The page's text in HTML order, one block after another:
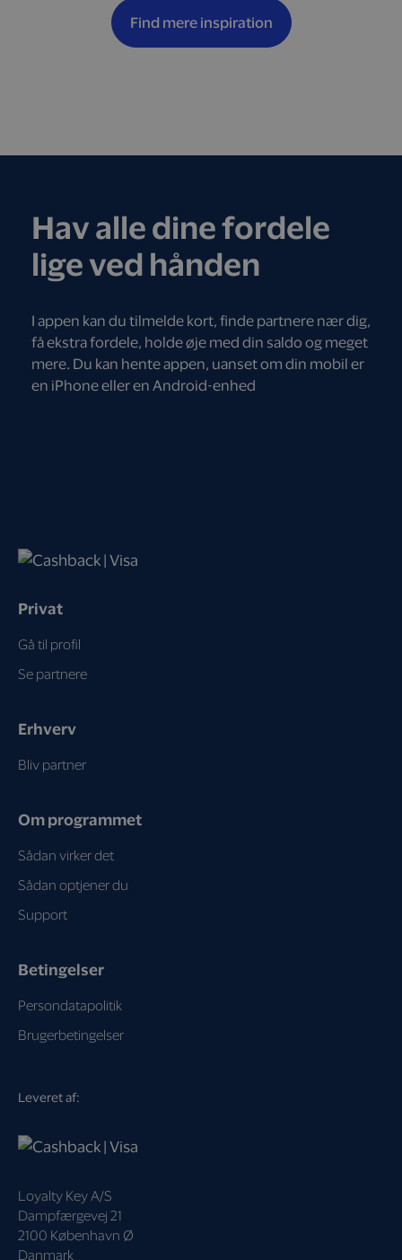
Find mere inspiration
Hav alle dine fordele
lige ved hånden
I appen kan du tilmelde kort, finde partnere nær dig,
få ekstra fordele, holde øje med din saldo og meget
mere. Du kan hente appen, uanset om din mobil er
en iPhone eller en Android-enhed
Leveret af:
Loyalty Key A/S
Dampfærgevej 21
2100 København Ø
Danmark
Privat
Gå til profil
Se partnere
Erhverv
Bliv partner
Om programmet
Sådan virker det
Sådan optjener du
Support
Betingelser
Persondatapolitik
Brugerbetingelser